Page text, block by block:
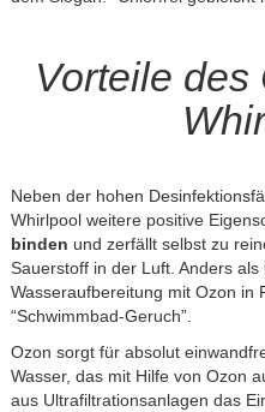
Vorteile des
Neben der hohen
Whirlpool weitere positive
binden und zerfällt selbst zu
Sauerstoff in der Luft. Anders
Wasseraufbereitung mit Ozon in
“Schwimmbad-Geruch”.
Ozon sorgt für absolut
Wasser, das mit Hilfe von Ozon
aus Ultrafiltrationsanlagen das